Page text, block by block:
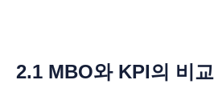
2.1 MBO와 KPI의 비교